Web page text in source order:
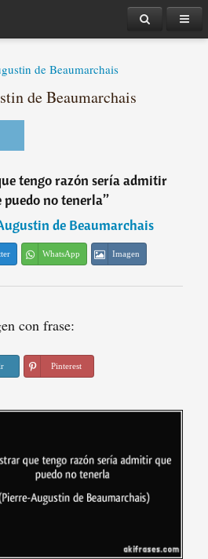
de Beaumarchais
de Beaumarchais
tengo razón sería admitir
puedo no tenerla”
de Beaumarchais
WhatsApp Imagen
con frase:
Pinterest